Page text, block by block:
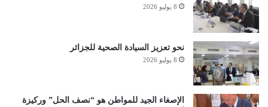
8 يوليو 2026
نحو تعزيز السيادة الصحية للجزائر
8 يوليو 2026
الإصغاء الجيد للمواطن هو “نصف الحل” وركيزة